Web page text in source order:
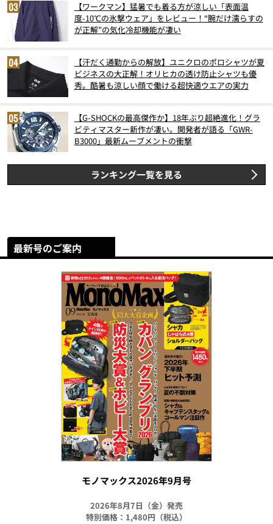
【ワークマン】猛暑でも着る方が涼しい「表面温
度-10℃の氷撃ウェア」をレビュー！“腕だけ濡らすの
が正解”の気化冷却機能が凄い
【汗だく通勤からの解放】ユニクロのポロシャツが夏
ビジネスの大正解！オリヒカの透け防止シャツも優
秀。酷暑も涼しい顔で働ける超快適ウエアの実力
【G-SHOCKの最高傑作か】18年ぶり超絶進化！グラ
ビティマスター新作が凄い。開発者が語る「GWR-
B3000」最新ムーブメントの衝撃
ランキング一覧を見る
最新号のご案内
モノマックス2026年9月号
2026年8月7日（金）発売
特別価格：1,480円（税込）